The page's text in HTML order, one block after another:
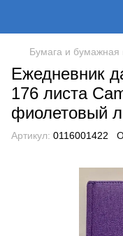
Бумага и бумажная
Ежедневник
176 листа
фиолетовый
Артикул: 0116001422